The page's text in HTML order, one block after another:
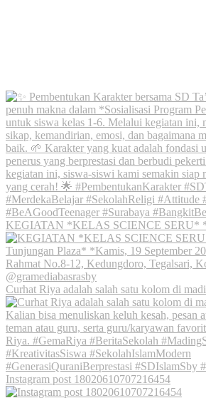
KEGIATAN *KELAS SCIENCE SERU*
Curhat Riya adalah salah satu kolom di
Instagram post 18020610707216454